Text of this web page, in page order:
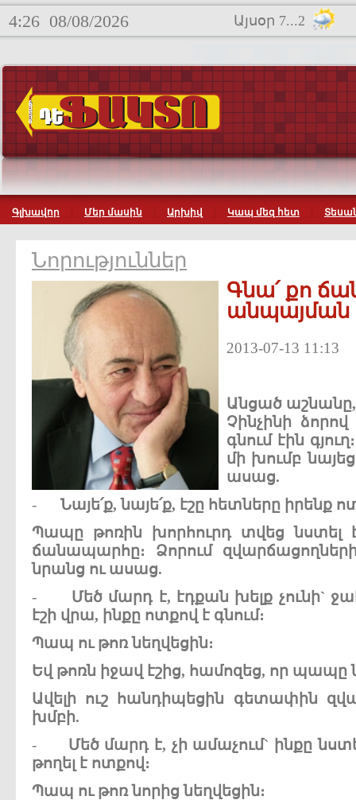
4:26 08/08/2026 Այսօր 7...2
Գլխավոր Մեր մասին Արխիվ Կապ մեզ հետ
Նորություններ
Գնա՛ քո
անպայման
2013-07-13 11:13
Անցած աշնանը
Չինչինի ձորով
գնում էին գյուղ։
մի խումբ նայեց
ասաց.
- Նայե՛ք,նայե՛ք, էշը հետները իրենք
Պապը
թոռին խորհուրդ տվեց նստել
ճանապարհը։ Ձորում
նրանց ու ասաց.
- Մեծ մարդ է, էդքան խելք չունի`
էշի վրա, ինքը ոտքով է գնում։
Պապ ու թոռ նեղվեցին։
Եվ թոռն իջավ էշից, համոզեց, որ պապը
Ավելի ուշ հանդիպեցին գետափին
խմբի.
- Մեծ մարդ է, չի ամաչում` ինքը
թողել է ոտքով ։
Պապ ու թոռ նորից նեղվեցին։